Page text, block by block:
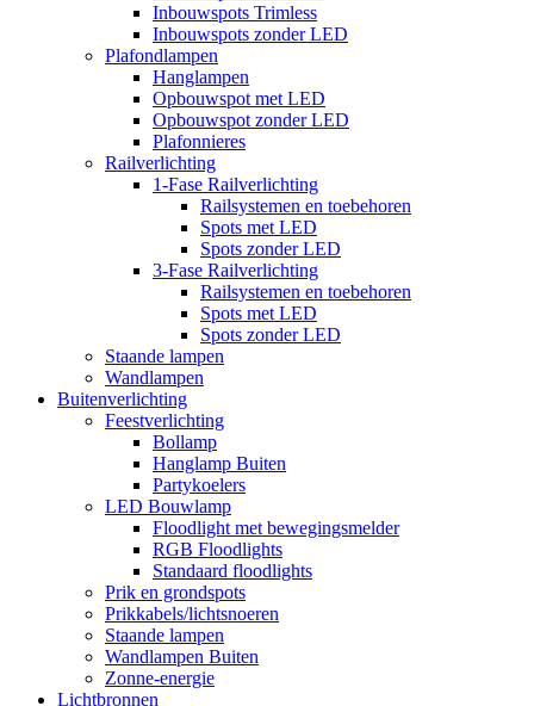
Inbouwspots Trimless
Inbouwspots zonder LED
Plafondlampen
Hanglampen
Opbouwspot met LED
Opbouwspot zonder LED
Plafonnieres
Railverlichting
1-Fase Railverlichting
Railsystemen en toebehoren
Spots met LED
Spots zonder LED
3-Fase Railverlichting
Railsystemen en toebehoren
Spots met LED
Spots zonder LED
Staande lampen
Wandlampen
Buitenverlichting
Feestverlichting
Bollamp
Hanglamp Buiten
Partykoelers
LED Bouwlamp
Floodlight met bewegingsmelder
RGB Floodlights
Standaard floodlights
Prik en grondspots
Prikkabels/lichtsnoeren
Staande lampen
Wandlampen Buiten
Zonne-energie
Lichtbronnen